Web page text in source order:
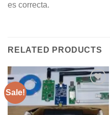
es correcta.
RELATED PRODUCTS
Sale!